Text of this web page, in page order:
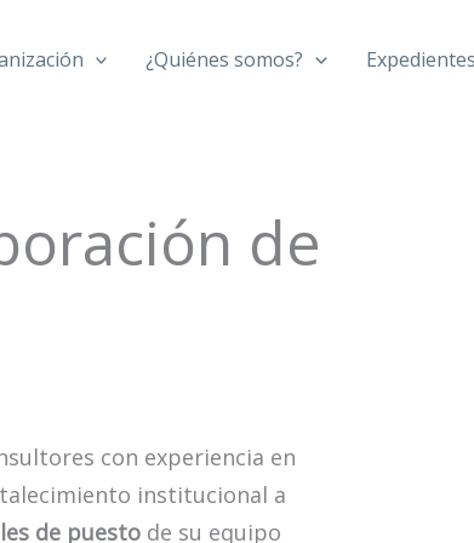
¿Quiénes somos? Expedientes
de
con experiencia en
institucional a
de puesto de su equipo